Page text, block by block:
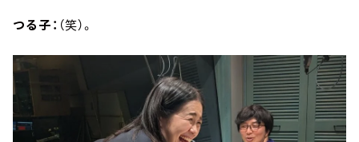
つる子： （笑）。